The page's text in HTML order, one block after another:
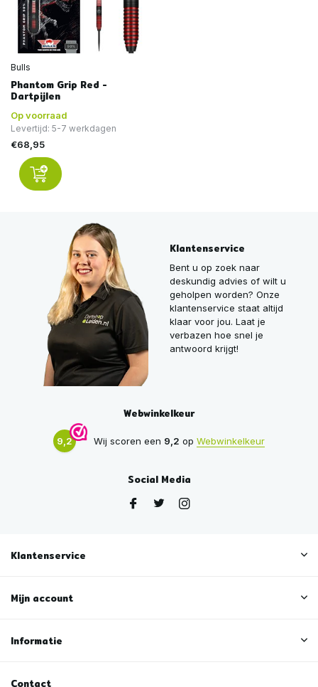
Bulls
Phantom Grip Red -
Dartpijlen
Op voorraad
Levertijd: 5-7 werkdagen
€68,95
Klantenservice
Bent u op zoek naar
deskundig advies of wilt u
geholpen worden? Onze
klantenservice staat altijd
klaar voor jou. Laat je
verbazen hoe snel je
antwoord krijgt!
Webwinkelkeur
9,2 Wij scoren een 9,2 op Webwinkelkeur
Social Media
Klantenservice
Mijn account
Informatie
Contact